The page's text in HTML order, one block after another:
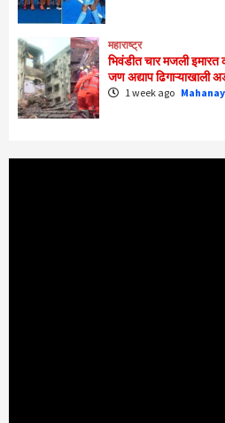
महाराष्ट्र
भिवंडीत चार मजली
जण अद्याप ढिगाऱ्याखाली
1 week ago